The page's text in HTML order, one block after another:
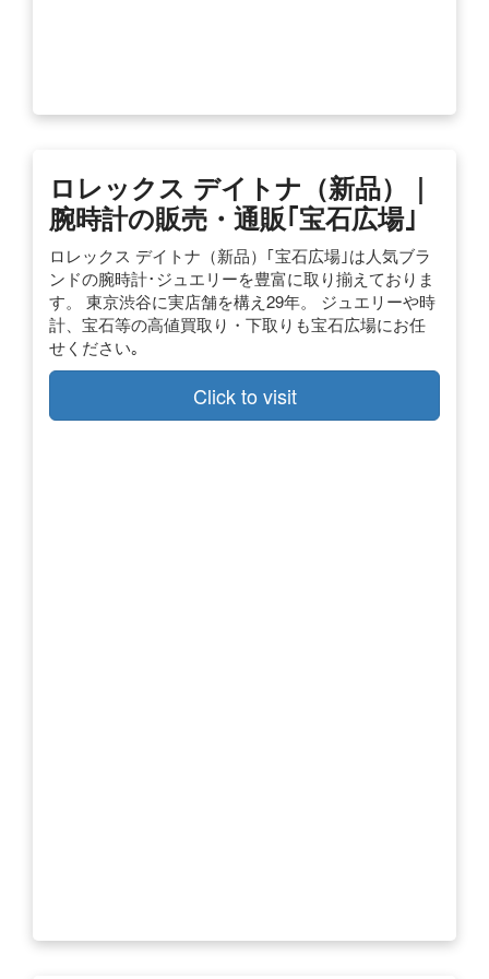
ロレックス デイトナ（新品）｜
腕時計の販売・通販｢宝石広場｣
ロレックス デイトナ（新品）｢宝石広場｣は人気ブラ
ンドの腕時計･ジュエリーを豊富に取り揃えておりま
す。 東京渋谷に実店舗を構え29年。 ジュエリーや時
計、宝石等の高値買取り・下取りも宝石広場にお任
せください｡
Click to visit